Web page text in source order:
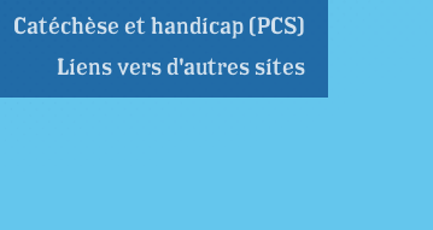
Catéchèse et handicap (PCS)
Liens vers d'autres sites